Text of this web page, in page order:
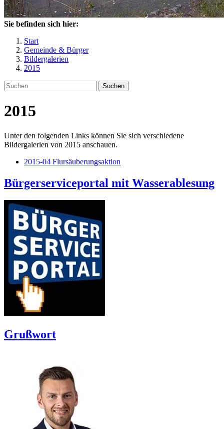
Sie befinden sich hier:
Start
Gemeinde & Bürger
Bildergalerien
2015
Suchen
2015
Unter den folgenden Links können Sie sich verschiedene
Bildergalerien von 2015 anschauen.
2015-04 Flursäuberungsaktion
Bürgerserviceportal mit Wasserablesung
Grußwort